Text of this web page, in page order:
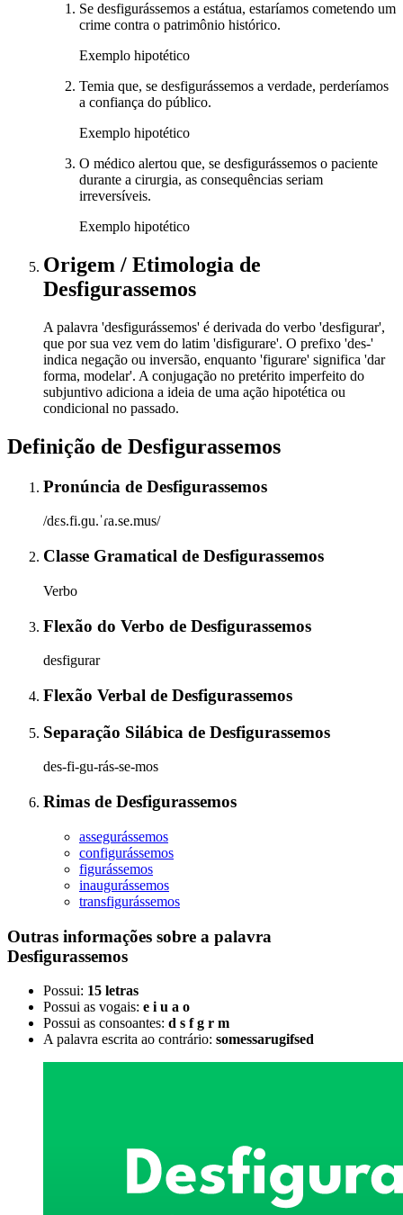
Se desfigurássemos a estátua, estaríamos cometendo um
crime contra o patrimônio histórico.
Exemplo hipotético
Temia que, se desfigurássemos a verdade, perderíamos
a confiança do público.
Exemplo hipotético
O médico alertou que, se desfigurássemos o paciente
durante a cirurgia, as consequências seriam
irreversíveis.
Exemplo hipotético
Origem / Etimologia de
Desfigurassemos
A palavra 'desfigurássemos' é derivada do verbo 'desfigurar',
que por sua vez vem do latim 'disfigurare'. O prefixo 'des-'
indica negação ou inversão, enquanto 'figurare' significa 'dar
forma, modelar'. A conjugação no pretérito imperfeito do
subjuntivo adiciona a ideia de uma ação hipotética ou
condicional no passado.
Definição de Desfigurassemos
Pronúncia de Desfigurassemos
/dɛs.fi.ɡu.ˈɾa.se.mus/
Classe Gramatical de Desfigurassemos
Verbo
Flexão do Verbo de Desfigurassemos
desfigurar
Flexão Verbal de Desfigurassemos
Separação Silábica de Desfigurassemos
des-fi-gu-rás-se-mos
Rimas de Desfigurassemos
assegurássemos
configurássemos
figurássemos
inaugurássemos
transfigurássemos
Outras informações sobre a palavra
Desfigurassemos
Possui: 15 letras
Possui as vogais: e i u a o
Possui as consoantes: d s f g r m
A palavra escrita ao contrário: somessarugifsed